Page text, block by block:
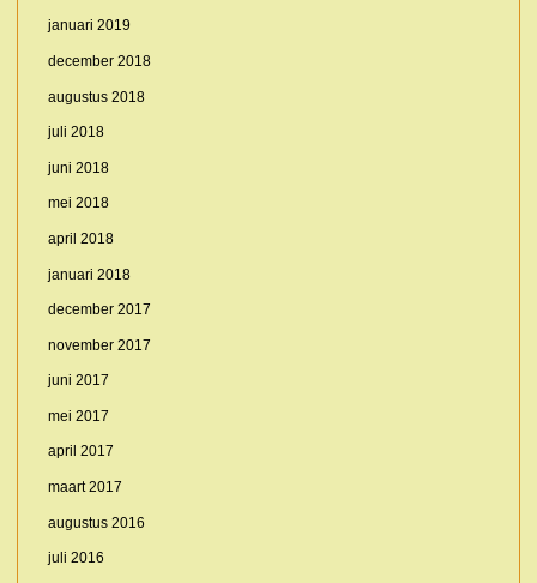
januari 2019
december 2018
augustus 2018
juli 2018
juni 2018
mei 2018
april 2018
januari 2018
december 2017
november 2017
juni 2017
mei 2017
april 2017
maart 2017
augustus 2016
juli 2016